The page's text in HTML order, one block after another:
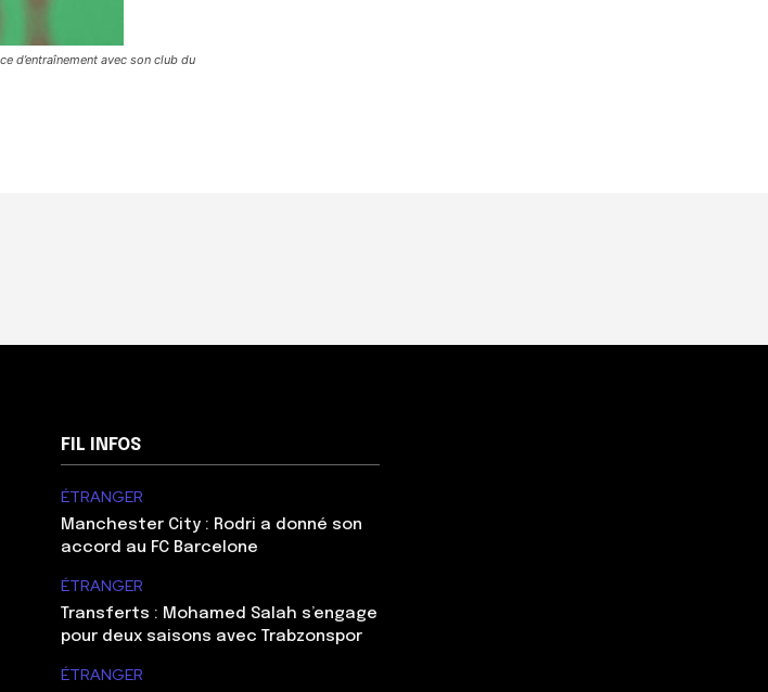
d’entraînement avec son club du
FIL INFOS
ÉTRANGER
Manchester City : Rodri a donné son
accord au FC Barcelone
ÉTRANGER
Transferts : Mohamed Salah s’engage
pour deux saisons avec Trabzonspor
ÉTRANGER